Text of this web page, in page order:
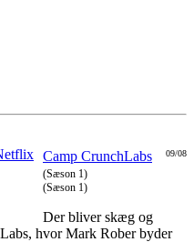
09/08
Camp CrunchLabs
(Sæson 1)
(Sæson 1)
Der bliver skæg og
hvor Mark Rober byder